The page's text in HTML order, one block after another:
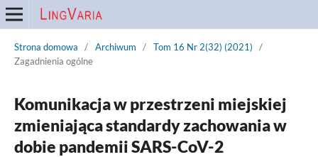
Strona domowa / Archiwum / Tom 16 Nr 2(32) (2021)
/
Zagadnienia ogólne
Komunikacja w przestrzeni miejskiej
zmieniająca standardy zachowania w
dobie pandemii SARS-CoV-2